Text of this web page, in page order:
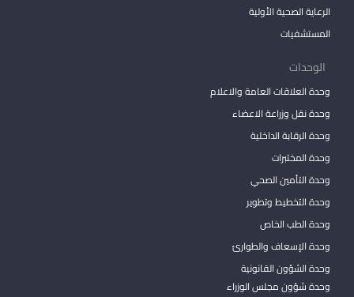
الرعاية الصحية الأولية
المستشفيات
الوحدات
وحدة العلاقات العامة والاعلام
وحدة نقل وزراعة الاعضاء
وحدة الرقابة الداخلية
وحدة المختبرات
وحدة التأمين الصحي
وحدة التخطيط وتطوير
وحدة الطب الخاص
وحدة الإسعاف والطوارئ
وحدة الشؤون القانونية
وحدة شؤون مجلس الوزراء